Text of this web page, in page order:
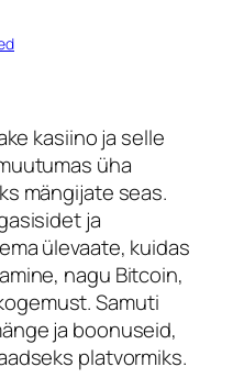
kasiinoja selle
üha
mängijate seas.
ja
ülevaate, kuidas
nagu Bitcoin,
Samuti
ja boonuseid,
platvormiks.